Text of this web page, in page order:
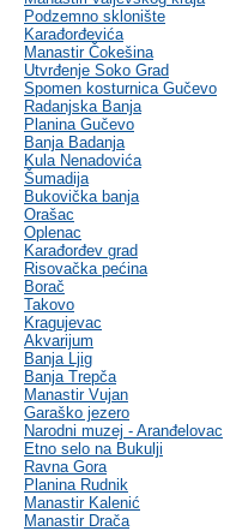
Podzemno sklonište
Karađorđevića
Manastir Čokešina
Utvrđenje Soko Grad
Spomen kosturnica Gučevo
Radanjska Banja
Planina Gučevo
Banja Badanja
Kula Nenadovića
Šumadija
Bukovička banja
Orašac
Oplenac
Karađorđev grad
Risovačka pećina
Borač
Takovo
Kragujevac
Akvarijum
Banja Ljig
Banja Trepča
Manastir Vujan
Garaško jezero
Narodni muzej - Aranđelovac
Etno selo na Bukulji
Ravna Gora
Planina Rudnik
Manastir Kalenić
Manastir Drača